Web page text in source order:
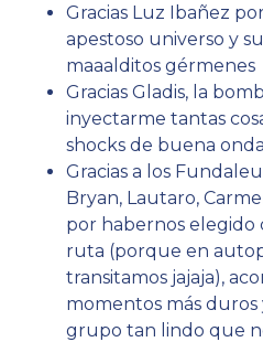
Gracias Luz Ibañez
apestoso universo y
maaalditos gérmenes
Gracias Gladis, la
inyectarme tantas
shocks de buena
Gracias a los
Bryan, Lautaro,
por habernos elegido
ruta (porque en
transitamos jajaja),
momentos más
grupo tan lindo que